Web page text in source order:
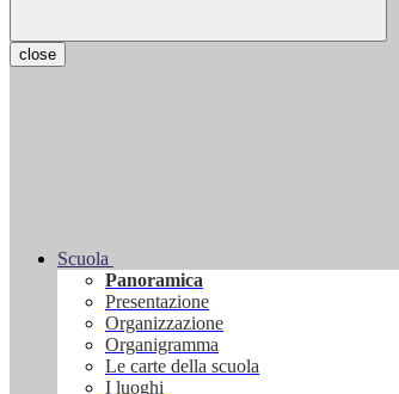
close
Scuola
Panoramica
Presentazione
Organizzazione
Organigramma
Le carte della scuola
I luoghi